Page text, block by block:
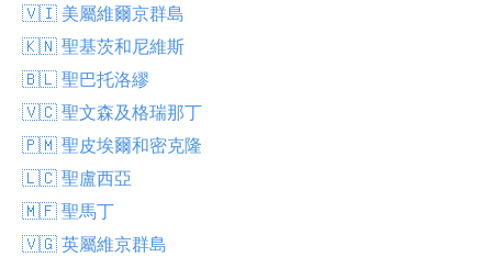
🇻🇮 美屬維爾京群島
🇰🇳 聖基茨和尼維斯
🇧🇱 聖巴托洛繆
🇻🇨 聖文森及格瑞那丁
🇵🇲 聖皮埃爾和密克隆
🇱🇨 聖盧西亞
🇲🇫 聖馬丁
🇻🇬 英屬維京群島